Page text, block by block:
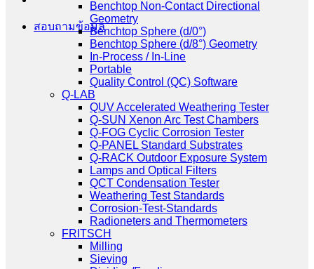
สอบถามข้อมูล
Benchtop Non-Contact Directional
Geometry
Benchtop Sphere (d/0°)
Benchtop Sphere (d/8°) Geometry
In-Process / In-Line
Portable
Quality Control (QC) Software
Q-LAB
QUV Accelerated Weathering Tester
Q-SUN Xenon Arc Test Chambers
Q-FOG Cyclic Corrosion Tester
Q-PANEL Standard Substrates
Q-RACK Outdoor Exposure System
Lamps and Optical Filters
QCT Condensation Tester
Weathering Test Standards
Corrosion-Test-Standards
Radioneters and Thermometers
FRITSCH
Milling
Sieving